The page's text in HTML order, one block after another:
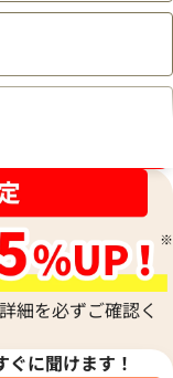
細を必ずご確認く
ぐに聞けます！